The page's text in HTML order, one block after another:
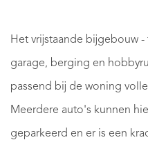
Het vrijstaande bijgebouw
garage, berging en
passend bij de woning
Meerdere auto's kunnen
geparkeerd en er is een